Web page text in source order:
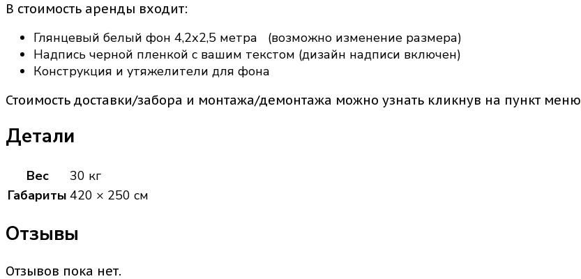
В стоимость аренды входит:
Глянцевый белый фон 4,2х2,5 метра (возможно изменение размера)
Надпись черной пленкой с вашим текстом (дизайн надписи включен)
Конструкция и утяжелители для фона
Стоимость доставки/забора и монтажа/демонтажа можно узнать кликнув на пункт меню
Детали
Вес
30 кг
Габариты 420 × 250 см
Отзывы
Отзывов пока нет.